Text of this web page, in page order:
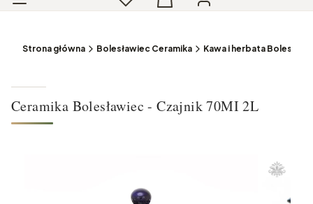
Koszyk Zaloguj się
Strona główna Bolesławiec Ceramika Kawa i herbata
Ceramika Bolesławiec - Czajnik 70MI 2L